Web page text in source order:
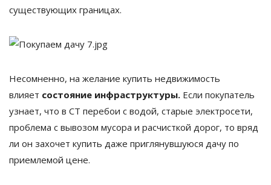
существующих границах.
Несомненно, на желание купить недвижимость
влияет состояние инфраструктуры. Если покупатель
узнает, что в СТ перебои с водой, старые электросети,
проблема с вывозом мусора и расчисткой дорог, то вряд
ли он захочет купить даже приглянувшуюся дачу по
приемлемой цене.